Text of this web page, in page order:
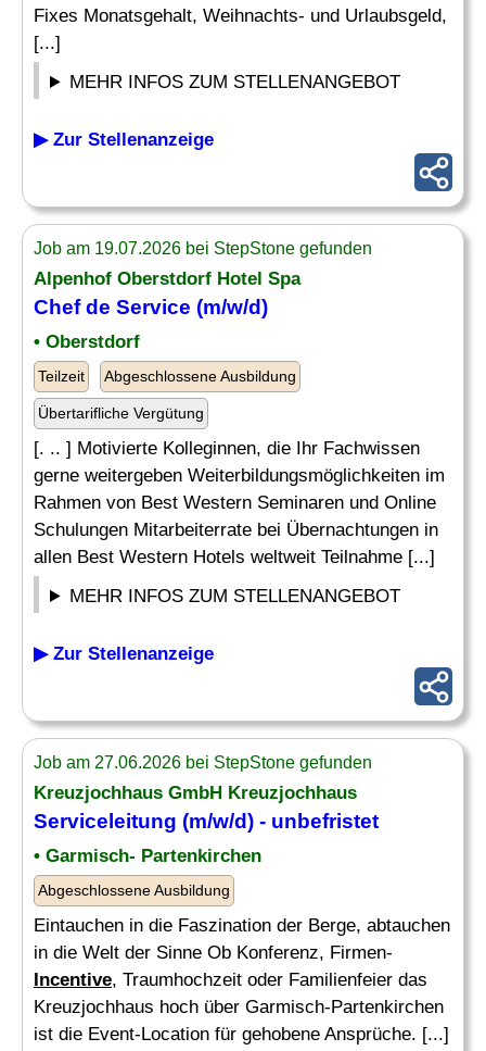
Fixes Monatsgehalt, Weihnachts- und Urlaubsgeld,
[...]
MEHR INFOS ZUM STELLENANGEBOT
▶ Zur Stellenanzeige
Job am 19.07.2026 bei StepStone gefunden
Alpenhof Oberstdorf Hotel Spa
Chef de Service (m/w/d)
• Oberstdorf
Teilzeit Abgeschlossene Ausbildung
Übertarifliche Vergütung
[. .. ] Motivierte Kolleginnen, die Ihr Fachwissen
gerne weitergeben Weiterbildungsmöglichkeiten im
Rahmen von Best Western Seminaren und Online
Schulungen Mitarbeiterrate bei Übernachtungen in
allen Best Western Hotels weltweit Teilnahme [...]
MEHR INFOS ZUM STELLENANGEBOT
▶ Zur Stellenanzeige
Job am 27.06.2026 bei StepStone gefunden
Kreuzjochhaus GmbH Kreuzjochhaus
Serviceleitung (m/w/d) - unbefristet
• Garmisch- Partenkirchen
Abgeschlossene Ausbildung
Eintauchen in die Faszination der Berge, abtauchen
in die Welt der Sinne Ob Konferenz, Firmen-
Incentive, Traumhochzeit oder Familienfeier das
Kreuzjochhaus hoch über Garmisch-Partenkirchen
ist die Event-Location für gehobene Ansprüche. [...]